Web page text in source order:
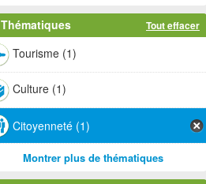
Thématiques Tout effacer
Tourisme (1)
Culture (1)
Citoyenneté (1)
Montrer plus de thématiques